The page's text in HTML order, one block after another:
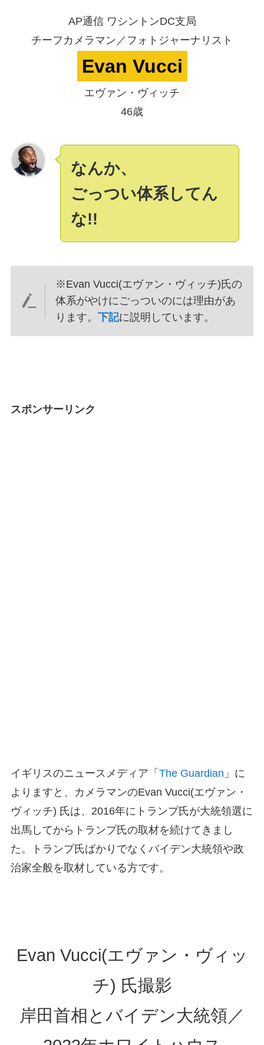
AP通信 ワシントンDC支局
チーフカメラマン／フォトジャーナリスト
Evan Vucci
エヴァン・ヴィッチ
46歳
なんか、
ごっつい体系してん
な!!
※Evan Vucci(エヴァン・ヴィッチ)氏の
体系がやけにごっついのには理由があ
ります。下記に説明しています。
スポンサーリンク
イギリスのニュースメディア「 The Guardian 」に
よりますと、カメラマンのEvan Vucci(エヴァン・
ヴィッチ) 氏は、2016年にトランプ氏が大統領選に
出馬してからトランプ氏の取材を続けてきまし
た。トランプ氏ばかりでなくバイデン大統領や政
治家全般を取材している方です。
Evan Vucci(エヴァン・ヴィッ
チ) 氏撮影
岸田首相とバイデン大統領／